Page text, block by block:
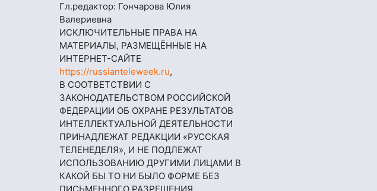
Гл.редактор: Гончарова Юлия
Валериевна
ИСКЛЮЧИТЕЛЬНЫЕ ПРАВА НА
МАТЕРИАЛЫ, РАЗМЕЩЁННЫЕ НА
ИНТЕРНЕТ-САЙТЕ
https://russianteleweek.ru,
В СООТВЕТСТВИИ С
ЗАКОНОДАТЕЛЬСТВОМ РОССИЙСКОЙ
ФЕДЕРАЦИИ ОБ ОХРАНЕ РЕЗУЛЬТАТОВ
ИНТЕЛЛЕКТУАЛЬНОЙ ДЕЯТЕЛЬНОСТИ
ПРИНАДЛЕЖАТ РЕДАКЦИИ «РУССКАЯ
ТЕЛЕНЕДЕЛЯ», И НЕ ПОДЛЕЖАТ
ИСПОЛЬЗОВАНИЮ ДРУГИМИ ЛИЦАМИ В
КАКОЙ БЫ ТО НИ БЫЛО ФОРМЕ БЕЗ